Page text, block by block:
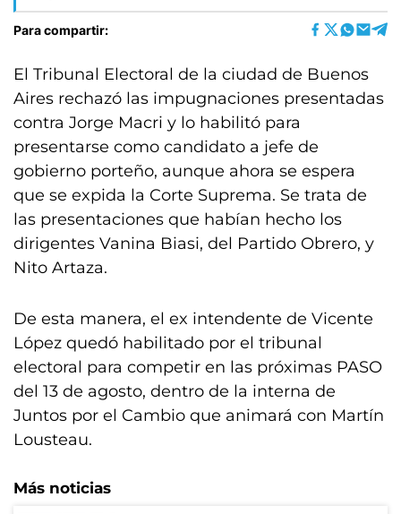
Para compartir:
El Tribunal Electoral de la ciudad de Buenos
Aires rechazó las impugnaciones presentadas
contra Jorge Macri y lo habilitó para
presentarse como candidato a jefe de
gobierno porteño, aunque ahora se espera
que se expida la Corte Suprema. Se trata de
las presentaciones que habían hecho los
dirigentes Vanina Biasi, del Partido Obrero, y
Nito Artaza.
De esta manera, el ex intendente de Vicente
López quedó habilitado por el tribunal
electoral para competir en las próximas PASO
del 13 de agosto, dentro de la interna de
Juntos por el Cambio que animará con Martín
Lousteau.
Más noticias